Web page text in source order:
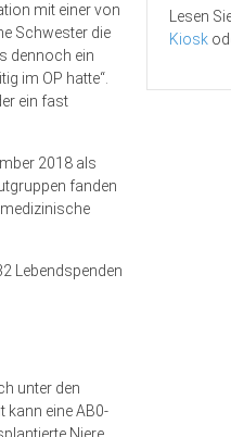
mit einer von
Schwester die
dennoch ein
im OP hatte“.
ein fast
2018 als
fanden
Lebendspenden
unter den
kann eine AB0-
Lesen
Kiosk